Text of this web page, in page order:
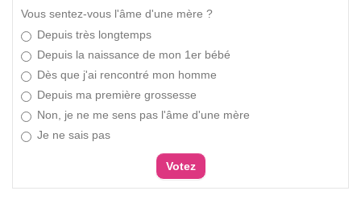
Vous sentez-vous l'âme d'une mère ?
Depuis très longtemps
Depuis la naissance de mon 1er bébé
Dès que j'ai rencontré mon homme
Depuis ma première grossesse
Non, je ne me sens pas l'âme d'une mère
Je ne sais pas